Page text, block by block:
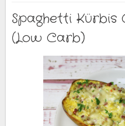
Spaghetti
(Low Carb)